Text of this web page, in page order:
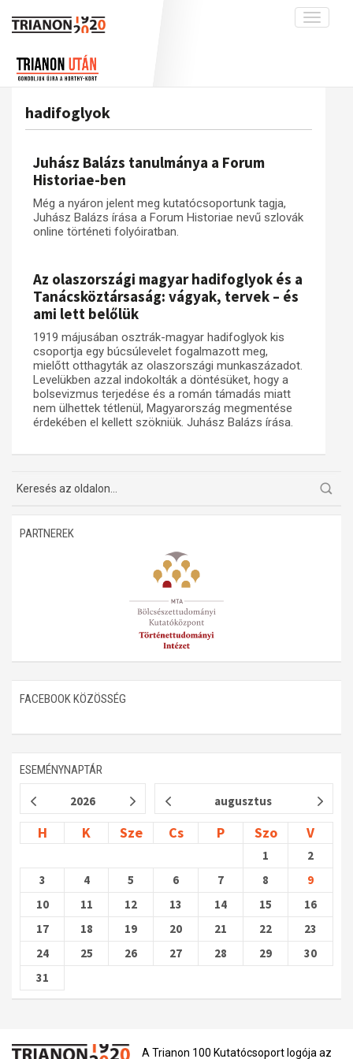
Toggle
A békerendszer megszilárdulása
Adatbázis
Emlékművek (feltöltés alatt)
Visszhang
Kapcsolat
Trianon-kommentár
A trianoni szerződés
Műhelymunkák
hadifoglyok
Juhász Balázs tanulmánya a Forum
Historiae-ben
Még a nyáron jelent meg kutatócsoportunk tagja,
Juhász Balázs írása a Forum Historiae nevű szlovák
online történeti folyóiratban.
Az olaszországi magyar hadifoglyok és a
Tanácsköztársaság: vágyak, tervek – és
ami lett belőlük
1919 májusában osztrák-magyar hadifoglyok kis
csoportja egy búcsúlevelet fogalmazott meg,
mielőtt otthagyták az olaszországi munkaszázadot.
Levelükben azzal indokolták a döntésüket, hogy a
bolsevizmus terjedése és a román támadás miatt
nem ülhettek tétlenül, Magyarország megmentése
érdekében el kellett szökniük. Juhász Balázs írása.
PARTNEREK
FACEBOOK KÖZÖSSÉG
ESEMÉNYNAPTÁR
2026 augusztus
H K Sze Cs P Szo V
1
2
3
4 5 6 7 8
9
10
11 12 13 14 15
16
17
18 19 20 21 22
23
24
25 26 27 28 29
30
31
A Trianon 100 Kutatócsoport logója az